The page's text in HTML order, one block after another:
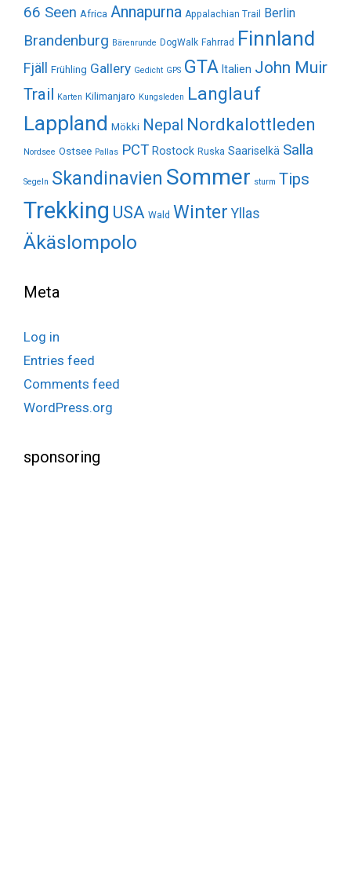
66 Seen Africa Annapurna Appalachian Trail Berlin
Brandenburg Bärenrunde DogWalk Fahrrad Finnland
Fjäll Frühling Gallery Gedicht GPS GTA Italien John Muir
Trail Karten Kilimanjaro Kungsleden Langlauf
Lappland Mökki Nepal Nordkalottleden
Nordsee Ostsee Pallas PCT Rostock Ruska Saariselkä Salla
Segeln Skandinavien Sommer sturm Tips
Trekking USA Wald Winter Yllas
Äkäslompolo
Meta
Log in
Entries feed
Comments feed
WordPress.org
sponsoring